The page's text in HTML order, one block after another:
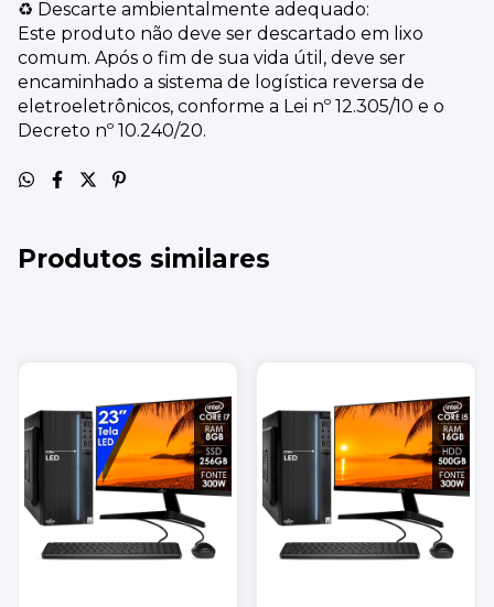
♻️ Descarte ambientalmente adequado:
Este produto não deve ser descartado em lixo
comum. Após o fim de sua vida útil, deve ser
encaminhado a sistema de logística reversa de
eletroeletrônicos, conforme a Lei nº 12.305/10 e o
Decreto nº 10.240/20.
Produtos similares